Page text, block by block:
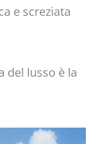
e screziata
del lusso è la